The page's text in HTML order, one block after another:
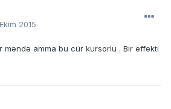
2015
məndə amma bu cür kursorlu . Bir effekti